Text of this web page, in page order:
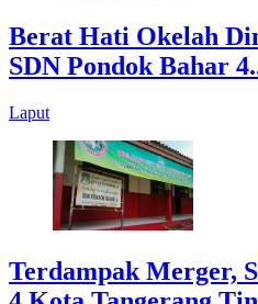
Berat Hati Okelah
SDN Pondok Bahar
Laput
Terdampak Merger,